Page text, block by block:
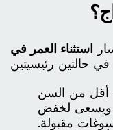
استثناء العمر في
أقل من السن
نظاماً (30 سنة) ويسعى لخفض